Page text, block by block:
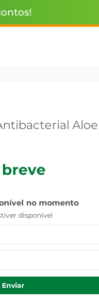
no momento
disponível
Enviar